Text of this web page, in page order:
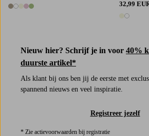
5 kleuren
32,99
2 kleuren
Nieuw hier? Schrijf je in voor 40%
duurste artikel*
Als klant bij ons ben jij de eerste met
spannend nieuws en veel inspiratie.
Registreer jezelf
* Zie actievoorwaarden bij registratie